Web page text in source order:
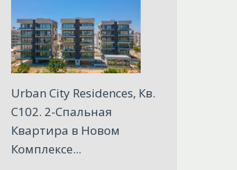
Urban City Residences, Кв.
С102. 2-Спальная
Квартира в Новом
Комплексе...